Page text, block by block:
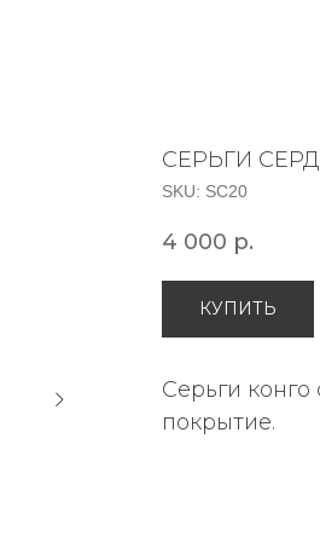
СЕРЬГИ
SKU: SC20
4 000 р.
КУПИТЬ
Серьги
покрытие.